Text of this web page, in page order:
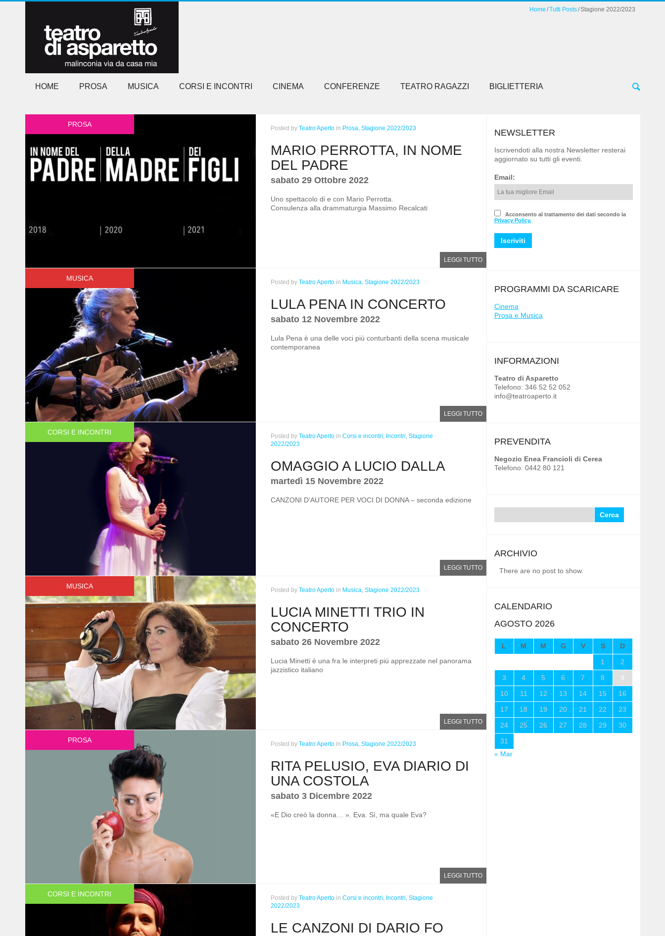
Home Tutti Posts Stagione 2022/2023
HOME PROSA MUSICA CORSI E INCONTRI CINEMA CONFERENZE TEATRO RAGAZZI BIGLIETTERIA
PROSA Posted by Teatro Aperto in Prosa, Stagione 2022/2023
MARIO PERROTTA, IN NOME
DEL PADRE
sabato 29 Ottobre 2022
Uno spettacolo di e con Mario Perrotta.
Consulenza alla drammaturgia Massimo Recalcati
LEGGI TUTTO
MUSICA Posted by Teatro Aperto in Musica, Stagione 2022/2023
LULA PENA IN CONCERTO
sabato 12 Novembre 2022
Lula Pena è una delle voci più conturbanti della scena musicale
contemporanea
LEGGI TUTTO
CORSI E INCONTRI Posted by Teatro Aperto in Corsi e incontri, Incontri, Stagione
2022/2023
OMAGGIO A LUCIO DALLA
martedì 15 Novembre 2022
CANZONI D’AUTORE PER VOCI DI DONNA – seconda edizione
LEGGI TUTTO
MUSICA Posted by Teatro Aperto in Musica, Stagione 2022/2023
LUCIA MINETTI TRIO IN
CONCERTO
sabato 26 Novembre 2022
Lucia Minetti è una fra le interpreti più apprezzate nel panorama
jazzistico italiano
LEGGI TUTTO
PROSA Posted by Teatro Aperto in Prosa, Stagione 2022/2023
RITA PELUSIO, EVA DIARIO DI
UNA COSTOLA
sabato 3 Dicembre 2022
«E Dio creò la donna… ». Eva. Sì, ma quale Eva?
LEGGI TUTTO
CORSI E INCONTRI Posted by Teatro Aperto in Corsi e incontri, Incontri, Stagione
2022/2023
LE CANZONI DI DARIO FO
NEWSLETTER
Iscrivendoti alla nostra Newsletter resterai
aggiornato su tutti gli eventi.
Email:
Acconsento al trattamento dei dati secondo la
Privacy Policy.
PROGRAMMI DA SCARICARE
Cinema
Prosa e Musica
INFORMAZIONI
Teatro di Asparetto
Telefono: 346 52 52 052
info@teatroaperto.it
PREVENDITA
Negozio Enea Francioli di Cerea
Telefono: 0442 80 121
ARCHIVIO
There are no post to show.
CALENDARIO
AGOSTO 2026
L M M G V S
D
1
2
3
4 5 6 7 8
9
10
11 12 13 14 15
16
17
18 19 20 21 22
23
24
25 26 27 28 29
30
31
« Mar